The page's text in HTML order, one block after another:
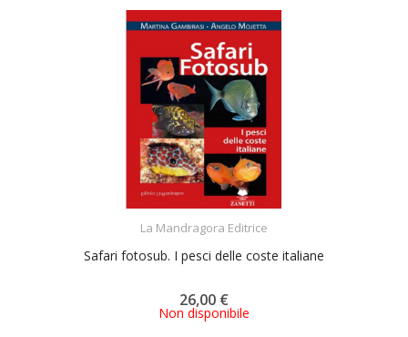
La Mandragora Editrice
Safari fotosub. I pesci delle coste italiane
26,00 €
Non disponibile